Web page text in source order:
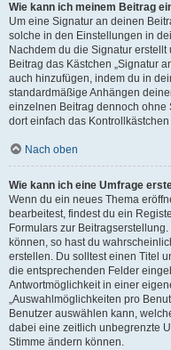
Wie kann ich meinem Beitrag
Um eine Signatur an deinen
solche in den Einstellungen in
Nachdem du die Signatur
Beitrag das Kästchen „Signatur
auch hinzufügen, indem du in
standardmäßige Anhängen
einzelnen Beitrag dennoch ohne
dort einfach das
Nach oben
Wie kann ich eine Umfrage
Wenn du ein neues Thema
bearbeitest, findest du ein
Formulars zur
können, so hast du
erstellen. Du solltest einen Titel
die entsprechenden Felder
Antwortmöglichkeit in einer
„Auswahlmöglichkeiten pro
Benutzer auswählen kann,
dabei eine zeitlich unbegrenzte
Stimme ändern können.